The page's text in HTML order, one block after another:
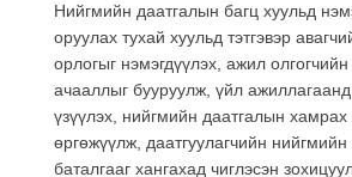
Нийгмийн даатгалын багц хуульд
оруулах тухай хуульд тэтгэвэр
орлогыг нэмэгдүүлэх, ажил олгогчийн
ачааллыг бууруулж, үйл
үзүүлэх, нийгмийн даатгалын хамрах
өргөжүүлж, даатгуулагчийн
баталгааг хангахад чиглэсэн